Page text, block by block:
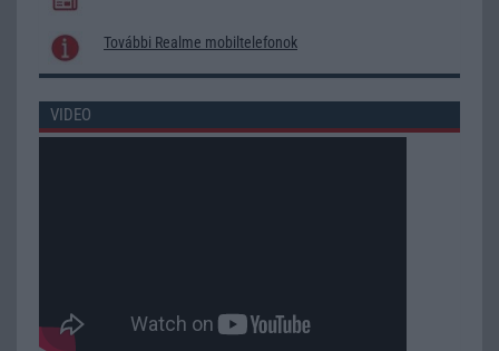
További Realme mobiltelefonok
VIDEO